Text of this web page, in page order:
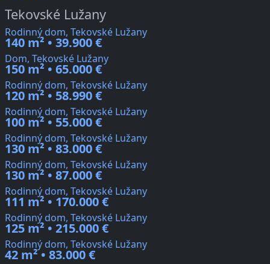
Tekovské Lužany
Rodinný dom, Tekovské Lužany
140 m² • 39.900 €
Dom, Tekovské Lužany
150 m² • 65.000 €
Rodinný dom, Tekovské Lužany
120 m² • 58.990 €
Rodinný dom, Tekovské Lužany
100 m² • 55.000 €
Rodinný dom, Tekovské Lužany
130 m² • 83.000 €
Rodinný dom, Tekovské Lužany
130 m² • 87.000 €
Rodinný dom, Tekovské Lužany
111 m² • 170.000 €
Rodinný dom, Tekovské Lužany
125 m² • 215.000 €
Rodinný dom, Tekovské Lužany
42 m² • 83.000 €